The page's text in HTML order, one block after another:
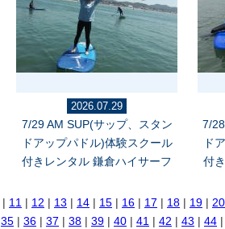
2026.07.29
7/29 AM SUP(サップ、スタン
ドアップパドル)体験スクール
付きレンタル 鎌倉ハイサーフ
7/
ド
付
| 11 | 12 | 13 | 14 | 15 | 16 | 17 | 18 | 19 | 20
35 | 36 | 37 | 38 | 39 | 40 | 41 | 42 | 43 | 44 |